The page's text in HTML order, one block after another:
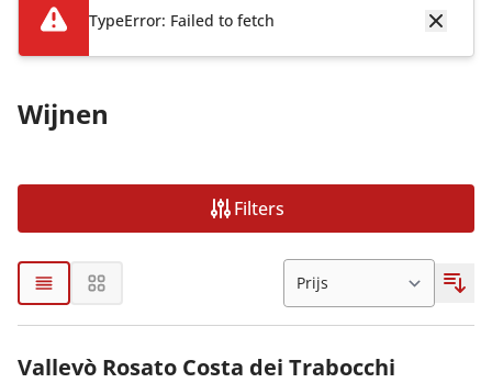
TypeError: Failed to fetch
Wijnen
Filters
Vallevò Rosato Costa dei Trabocchi